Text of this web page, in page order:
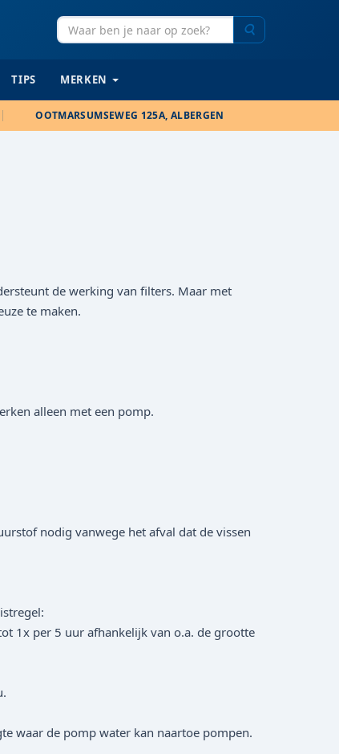
TIPS MERKEN
OOTMARSUMSEWEG 125A, ALBERGEN
de werking van filters. Maar met
te maken.
alleen met een pomp.
nodig vanwege het afval dat de vissen
1x per 5 uur afhankelijk van o.a. de grootte
waar de pomp water kan naartoe pompen.